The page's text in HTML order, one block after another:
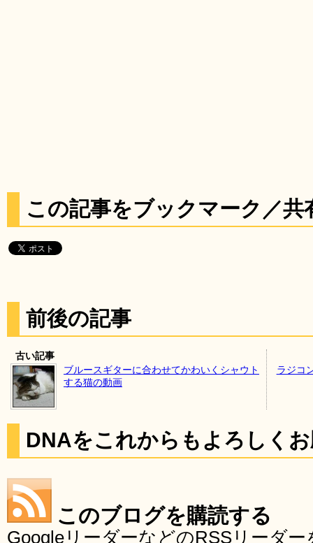
この記事をブックマーク／共
前後の記事
古い記事
ブルースギターに合わせてかわいくシャウト
する猫の動画
ラジコ
DNAをこれからもよろしく
このブログを購読する
GoogleリーダーなどのRSSリーダ